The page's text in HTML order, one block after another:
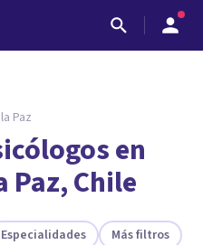
encontrar el
y te ofreceremos
Paz
en
Paz, Chile
Especialidades Más filtros